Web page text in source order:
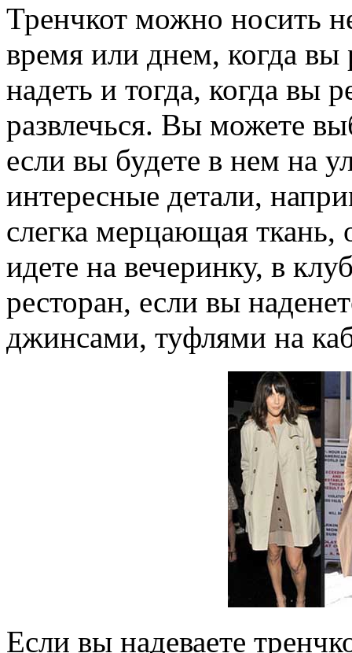
Тренчкот можно носить
время или днем, когда
надеть и тогда, когда вы
развлечься. Вы можете
если вы будете в нем на
интересные детали,
слегка мерцающая
идете на вечеринку, в
ресторан, если вы
джинсами, туфлями на
Если вы надеваете